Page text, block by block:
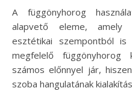
A függönyhorog használata a lakberendezés egyik
alapvető eleme, amely
esztétikai szempontból
megfelelő függönyhorog
számos előnnyel jár,
szoba hangulatának